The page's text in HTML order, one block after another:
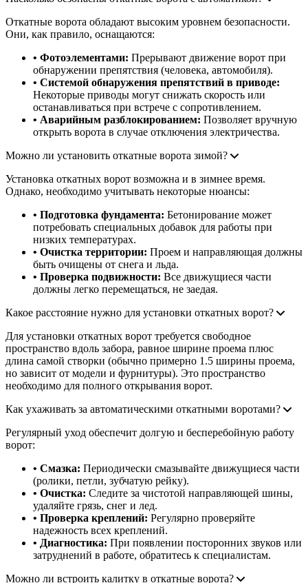
Откатные ворота обладают высоким уровнем безопасности.
Они, как правило, оснащаются:
• Фотоэлементами: Прерывают движение ворот при
обнаружении препятствия (человека, автомобиля).
• Системой обнаружения препятствий в приводе:
Некоторые приводы могут снижать скорость или
останавливаться при встрече с сопротивлением.
• Аварийным разблокированием: Позволяет вручную
открыть ворота в случае отключения электричества.
Можно ли установить откатные ворота зимой?
Установка откатных ворот возможна и в зимнее время.
Однако, необходимо учитывать некоторые нюансы:
• Подготовка фундамента: Бетонирование может
потребовать специальных добавок для работы при
низких температурах.
• Очистка территории: Проем и направляющая должны
быть очищены от снега и льда.
• Проверка подвижности: Все движущиеся части
должны легко перемещаться, не заедая.
Какое расстояние нужно для установки откатных ворот?
Для установки откатных ворот требуется свободное
пространство вдоль забора, равное ширине проема плюс
длина самой створки (обычно примерно 1.5 ширины проема,
но зависит от модели и фурнитуры). Это пространство
необходимо для полного открывания ворот.
Как ухаживать за автоматическими откатными воротами?
Регулярный уход обеспечит долгую и бесперебойную работу
ворот:
• Смазка: Периодически смазывайте движущиеся части
(ролики, петли, зубчатую рейку).
• Очистка: Следите за чистотой направляющей шины,
удаляйте грязь, снег и лед.
• Проверка креплений: Регулярно проверяйте
надежность всех креплений.
• Диагностика: При появлении посторонних звуков или
затруднений в работе, обратитесь к специалистам.
Можно ли встроить калитку в откатные ворота?